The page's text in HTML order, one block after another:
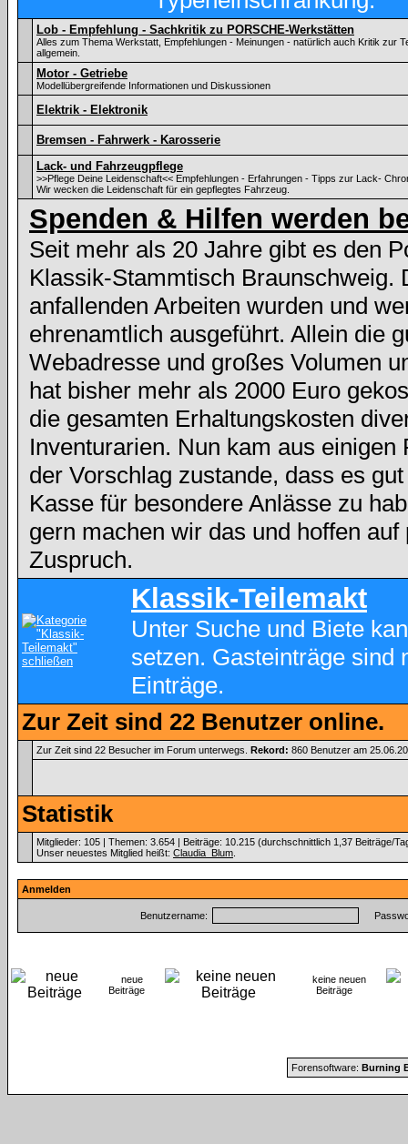
Lob - Empfehlung - Sachkritik zu PORSCHE-Werkstätten
Alles zum Thema Werkstatt, Empfehlungen - Meinungen - natürlich auch Kritik zur
allgemein.
Motor - Getriebe
Modellübergreifende Informationen und Diskussionen
Elektrik - Elektronik
Bremsen - Fahrwerk - Karosserie
Lack- und Fahrzeugpflege
>>Pflege Deine Leidenschaft<< Empfehlungen - Erfahrungen - Tipps zur Lack-
Wir wecken die Leidenschaft für ein gepflegtes Fahrzeug.
Spenden & Hilfen werden
Seit mehr als 20 Jahre gibt es den
Klassik-Stammtisch Braunschweig.
anfallenden Arbeiten wurden und
ehrenamtlich ausgeführt. Allein die
Webadresse und großes Volumen
hat bisher mehr als 2000 Euro
die gesamten Erhaltungskosten
Inventurarien. Nun kam aus einigen
der Vorschlag zustande, dass es
Kasse für besondere Anlässe zu
gern machen wir das und hoffen auf
Zuspruch.
Klassik-Teilemakt
Unter Suche und Biete
setzen. Gasteinträge sind
Einträge.
Zur Zeit sind 22 Benutzer online.
Zur Zeit sind 22 Besucher im Forum unterwegs. Rekord: 860 Benutzer am
Statistik
Mitglieder: 105 | Themen: 3.654 | Beiträge: 10.215 (durchschnittlich 1,37 Beiträge/
Unser neuestes Mitglied heißt: Claudia_Blum
Anmelden
Benutzername:
neue
Beiträge
keine neuen
Beiträge
Forensoftware: Burning